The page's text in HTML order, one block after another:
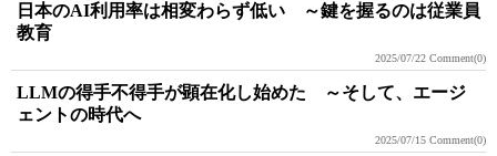
日本のAI利用率は相変わらず低い ～鍵を握るのは従業員
教育
2025/07/22 Comment(0)
LLMの得手不得手が顕在化し始めた ～そして、エージ
ェントの時代へ
2025/07/15 Comment(0)